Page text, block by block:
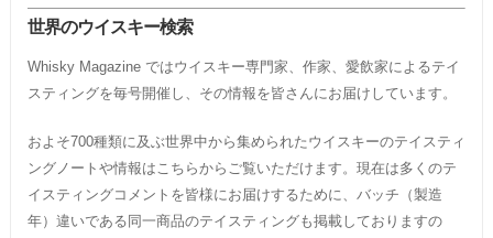
世界のウイスキー検索
Whisky Magazine ではウイスキー専門家、作家、愛飲家によるテイ
スティングを毎号開催し、その情報を皆さんにお届けしています。
およそ700種類に及ぶ世界中から集められたウイスキーのテイスティ
ングノートや情報はこちらからご覧いただけます。現在は多くのテ
イスティングコメントを皆様にお届けするために、バッチ（製造
年）違いである同一商品のテイスティングも掲載しておりますの